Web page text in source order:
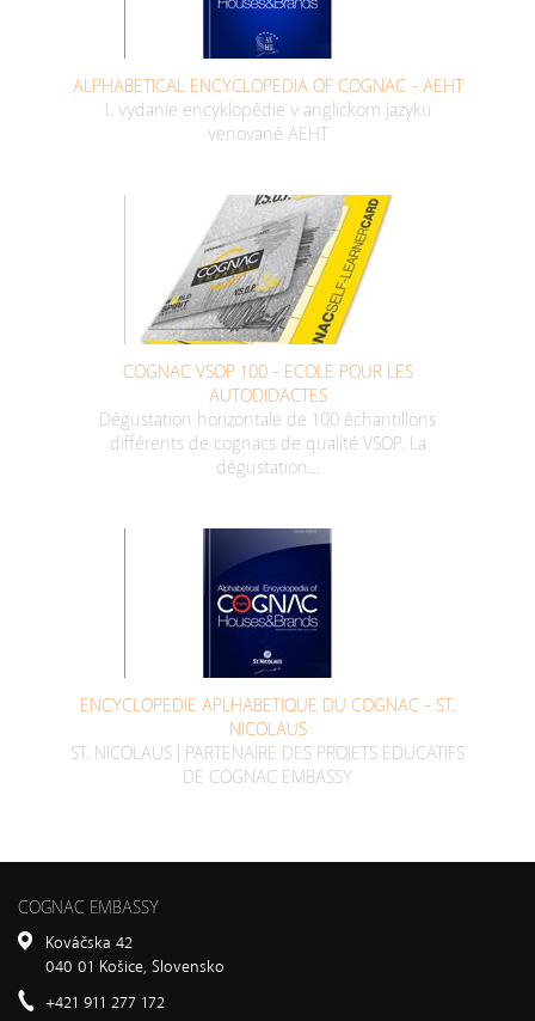
ALPHABETICAL ENCYCLOPEDIA OF COGNAC - AEHT
1. vydanie encyklopédie v anglickom jazyku
venované AEHT
COGNAC VSOP 100 - ECOLE POUR LES
AUTODIDACTES
Dégustation horizontale de 100 échantillons
différents de cognacs de qualité VSOP. La
dégustation...
ENCYCLOPEDIE APLHABETIQUE DU COGNAC - ST.
NICOLAUS
ST. NICOLAUS | PARTENAIRE DES PROJETS EDUCATIFS
DE COGNAC EMBASSY
COGNAC EMBASSY
Kováčska 42
040 01 Košice, Slovensko
+421 911 277 172